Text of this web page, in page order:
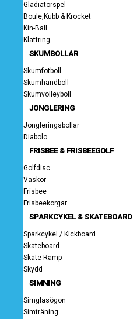
Gladiatorspel
Boule,Kubb & Krocket
Kin-Ball
Klättring
SKUMBOLLAR
Skumfotboll
Skumhandboll
Skumvolleyboll
JONGLERING
Jongleringsbollar
Diabolo
FRISBEE & FRISBEEGOLF
Golfdisc
Väskor
Frisbee
Frisbeekorgar
SPARKCYKEL & SKATEBOARD
Sparkcykel / Kickboard
Skateboard
Skate-Ramp
Skydd
SIMNING
Simglasögon
Simträning